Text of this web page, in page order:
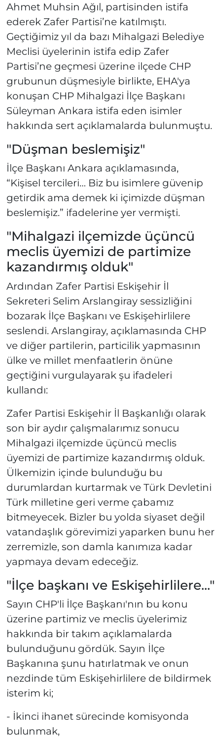
Ahmet Muhsin Ağıl, partisinden istifa
ederek Zafer Partisi’ne katılmıştı.
Geçtiğimiz yıl da bazı Mihalgazi Belediye
Meclisi üyelerinin istifa edip Zafer
Partisi’ne geçmesi üzerine ilçede CHP
grubunun düşmesiyle birlikte, EHA'ya
konuşan CHP Mihalgazi İlçe Başkanı
Süleyman Ankara istifa eden isimler
hakkında sert açıklamalarda bulunmuştu.
"Düşman beslemişiz"
İlçe Başkanı Ankara açıklamasında,
“Kişisel tercileri… Biz bu isimlere güvenip
getirdik ama demek ki içimizde düşman
beslemişiz.” ifadelerine yer vermişti.
"Mihalgazi ilçemizde üçüncü
meclis üyemizi de partimize
kazandırmış olduk"
Ardından Zafer Partisi Eskişehir İl
Sekreteri Selim Arslangiray sessizliğini
bozarak İlçe Başkanı ve Eskişehirlilere
seslendi. Arslangiray, açıklamasında CHP
ve diğer partilerin, particilik yapmasının
ülke ve millet menfaatlerin önüne
geçtiğini vurgulayarak şu ifadeleri
kullandı:
Zafer Partisi Eskişehir İl Başkanlığı olarak
son bir aydır çalışmalarımız sonucu
Mihalgazi ilçemizde üçüncü meclis
üyemizi de partimize kazandırmış olduk.
Ülkemizin içinde bulunduğu bu
durumlardan kurtarmak ve Türk Devletini
Türk milletine geri verme çabamız
bitmeyecek. Bizler bu yolda siyaset değil
vatandaşlık görevimizi yaparken bunu her
zerremizle, son damla kanımıza kadar
yapmaya devam edeceğiz.
"İlçe başkanı ve Eskişehirlilere..."
Sayın CHP'li İlçe Başkanı'nın bu konu
üzerine partimiz ve meclis üyelerimiz
hakkında bir takım açıklamalarda
bulunduğunu gördük. Sayın İlçe
Başkanına şunu hatırlatmak ve onun
nezdinde tüm Eskişehirlilere de bildirmek
isterim ki;
- İkinci ihanet sürecinde komisyonda
bulunmak,